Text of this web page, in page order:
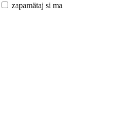
zapamätaj si ma